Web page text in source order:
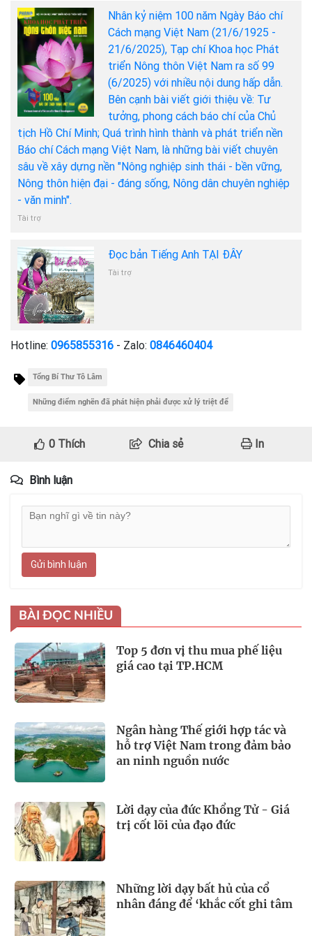
Nhân kỷ niệm 100 năm Ngày Báo chí
Cách mạng Việt Nam (21/6/1925 -
21/6/2025), Tạp chí Khoa học Phát
triển Nông thôn Việt Nam ra số 99
(6/2025) với nhiều nội dung hấp dẫn.
Bên cạnh bài viết giới thiệu về: Tư
tưởng, phong cách báo chí của Chủ
tịch Hồ Chí Minh; Quá trình hình thành và phát triển nền
Báo chí Cách mạng Việt Nam, là những bài viết chuyên
sâu về xây dựng nền "Nông nghiệp sinh thái - bền vững,
Nông thôn hiện đại - đáng sống, Nông dân chuyên nghiệp
- văn minh".
Tài trợ
Đọc bản Tiếng Anh TẠI ĐÂY
Tài trợ
Hotline: 0965855316 - Zalo: 0846460404
Tổng Bí Thư Tô Lâm
Những điểm nghẽn đã phát hiện phải được xử lý triệt để
0Thích Chia sẻ In
Bình luận
Gửi bình luận
BÀI ĐỌC NHIỀU
Top 5 đơn vị thu mua phế liệu
giá cao tại TP.HCM
Ngân hàng Thế giới hợp tác và
hỗ trợ Việt Nam trong đảm bảo
an ninh nguồn nước
Lời dạy của đức Khổng Tử - Giá
trị cốt lõi của đạo đức
Những lời dạy bất hủ của cổ
nhân đáng để ‘khắc cốt ghi tâm